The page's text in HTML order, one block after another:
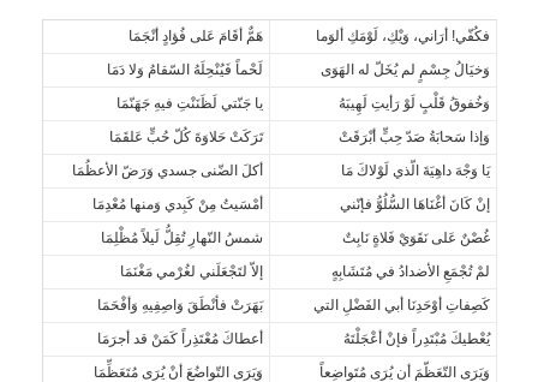
فكُفّي! أرَاني، وَيْكِ، لَوْمَكِ ألوَما
هَمٌّ أقَامَ عَلى فُؤادٍ أنْجَمَا
وَخيَالُ جِسْمٍ لم يُخَلّ له الهَوَى
لَحْماً فَيُنْحِلَهُ السّقامُ وَلا دَمَا
وَخُفوقُ قَلْبٍ لَوْ رَأيتِ لَهِيبَهُ
يا جَنّتي لَظَنَنْتِ فيهِ جَهَنّمَا
وَإذا سَحابَةُ صَدّ حِبٍّ أبْرَقَتْ
تَرَكَتْ حَلاوَةَ كُلّ حُبٍّ عَلقَمَا
يَا وَجْهَ داهِيَةَ الّذي لَوْلاكَ مَا
أكلَ الضّنى جسدي وَرَضّ الأعظُمَا
إنْ كَانَ أغْنَاهَا السُّلُوُّ فإنّني
أمْسَيتُ مِنْ كَبِدي وَمنها مُعْدِمَا
غُصْنٌ عَلى نَقَوَيْ فَلاةٍ نَابِتٌ
شمسُ النّهارِ تُقِلُّ لَيلاً مُظْلِمَا
لمْ تُجْمَعِ الأضدادُ في مُتَشَابِهٍ
إلاّ لتَجْعَلَني لغُرْمي مَغْنَمَا
كَصِفاتِ أوْحَدِنَا أبي الفَضْلِ التي
بَهَرَتْ فأنْطَقَ وَاصِفِيهِ وَأفْحَمَا
يُعْطيكَ مُبْتَدِراً فإنْ أعْجَلْتَهُ
أعطاكَ مُعْتَذِراً كَمَنْ قد أجرَمَا
وَيَرَى التّعَظّمَ أن يُرَى مُتَواضِعاً
وَيَرَى التّواضُعَ أنْ يُرَى مُتَعَظِّمَا